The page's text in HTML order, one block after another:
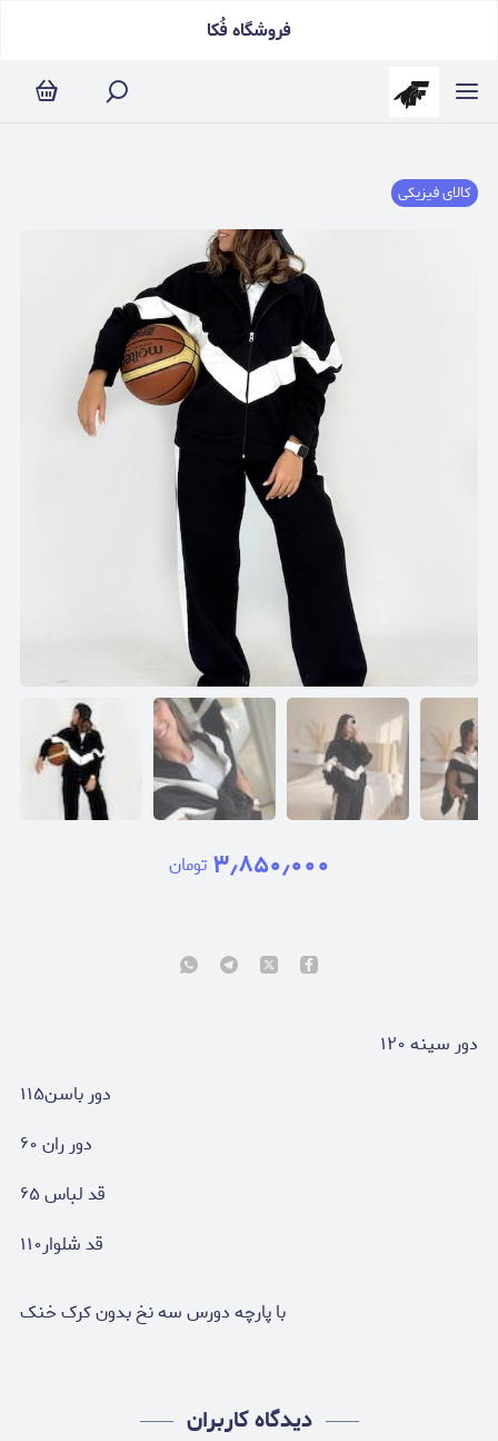
فروشگاه فُکا
کالای فیزیکی
۳٫۸۵۰٫۰۰۰ تومان
دور سینه ۱۲۰
دور باسن۱۱۵
دور ران ۶۰
قد لباس ۶۵
قد شلوار۱۱۰
با پارچه دورس سه نخ بدون کرک خنک
دیدگاه کاربران